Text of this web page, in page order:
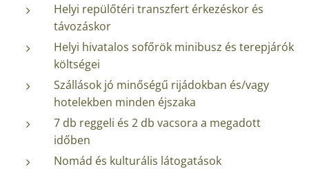
Helyi repülőtéri transzfert érkezéskor és
távozáskor
Helyi hivatalos sofőrök minibusz és terepjárók
költségei
Szállások jó minőségű rijádokban és/vagy
hotelekben minden éjszaka
7 db reggeli és 2 db vacsora a megadott
időben
Nomád és kulturális látogatások